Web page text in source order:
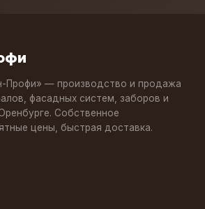
Профи» — производство и продажа
фасадных систем, заборов и
Собственное
цены, быстрая доставка.